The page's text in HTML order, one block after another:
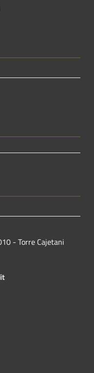
- Torre Cajetani